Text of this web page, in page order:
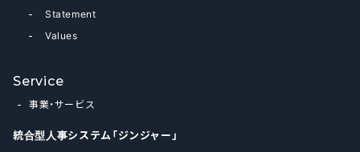
Statement
Values
Service
事業・サービス
統合型人事システム「ジンジャー」